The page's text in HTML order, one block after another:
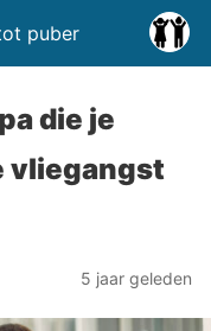
puber
die je
vliegangst
5 jaar geleden